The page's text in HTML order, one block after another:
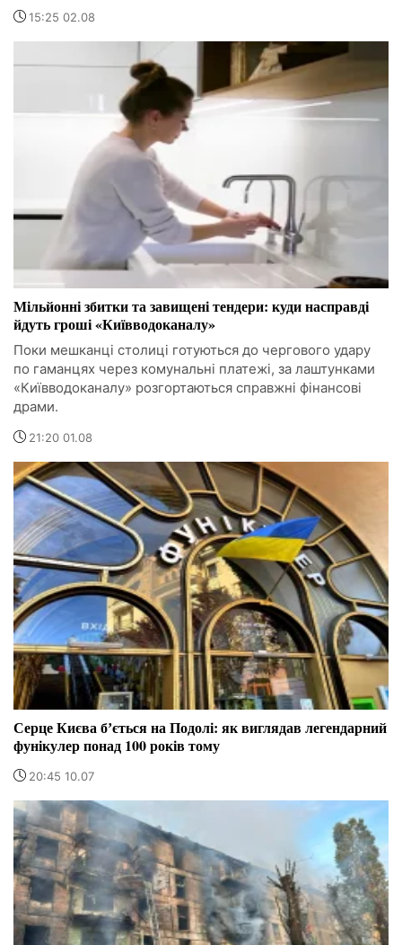
15:25 02.08
Мільйонні збитки та завищені тендери: куди насправді
йдуть гроші «Київводоканалу»
Поки мешканці столиці готуються до чергового удару
по гаманцях через комунальні платежі, за лаштунками
«Київводоканалу» розгортаються справжні фінансові
драми.
21:20 01.08
Серце Києва бʼється на Подолі: як виглядав легендарний
фунікулер понад 100 років тому
20:45 10.07